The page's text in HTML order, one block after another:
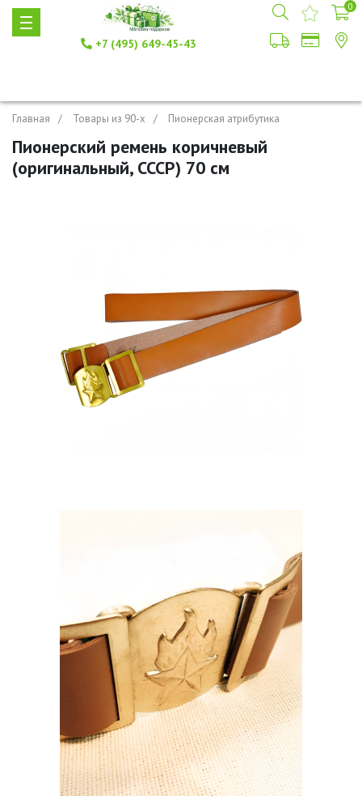
+7 (495) 649-45-43
0
Главная Товары из 90-х Пионерская атрибутика
Пионерский ремень коричневый
(оригинальный, СССР) 70 см